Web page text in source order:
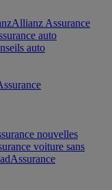
Allianz Assurance
auto
auto
nouvelles
voiture sans
Assurance